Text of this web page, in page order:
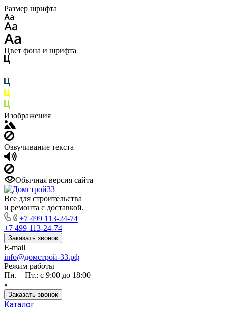
Размер шрифта
Цвет фона и шрифта
Изображения
Озвучивание текста
Обычная версия сайта
Все для строительства
и ремонта с доставкой.
+7 499 113-24-74
+7 499 113-24-74
Заказать звонок
E-mail
info@домстрой-33.рф
Режим работы
Пн. – Пт.: с 9:00 до 18:00
Заказать звонок
Каталог